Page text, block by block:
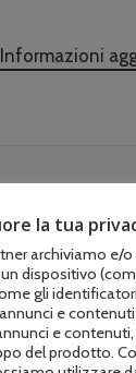
Informazioni
la tua
archiviamo e/
dispositivo
gli
e
e
del prodotto.